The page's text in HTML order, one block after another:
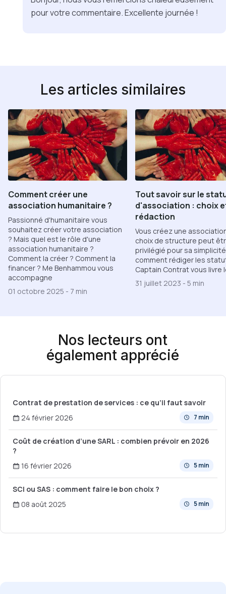
pour votre commentaire. Excellente journée !
Les articles similaires
Comment créer une
association humanitaire ?
Passionné d'humanitaire vous
souhaitez créer votre association
? Mais quel est le rôle d'une
association humanitaire ?
Comment la créer ? Comment la
financer ? Me Benhammou vous
accompagne
01 octobre 2025 - 7 min
Tout savoir sur le
d'association : choix
rédaction
Vous créez une
choix de structure peut
privilégié pour sa
comment rédiger les
Captain Contrat vous livre
31 juillet 2023 - 5 min
Nos lecteurs ont
également apprécié
Contrat de prestation de services : ce qu’il faut savoir
7 min
24 février 2026
Coût de création d’une SARL : combien prévoir en 2026
?
5 min
16 février 2026
SCI ou SAS : comment faire le bon choix ?
5 min
08 août 2025